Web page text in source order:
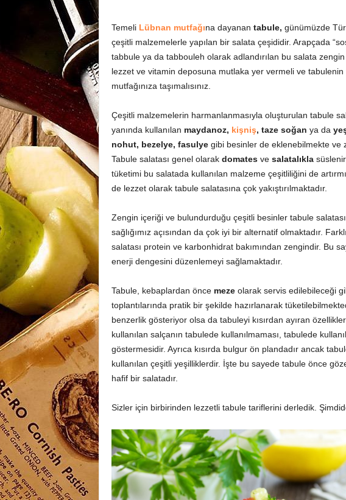
Temeli Lübnan mutfağına dayanan tabule, günümüzde
çeşitli malzemelerle yapılan bir salata çeşididir. Arapçada
tabbule ya da tabbouleh olarak adlandırılan bu salata
lezzet ve vitamin deposuna mutlaka yer vermeli ve tabulenin
mutfağınıza taşımalısınız.
Çeşitli malzemelerin harmanlanmasıyla oluşturulan tabule
yanında kullanılan maydanoz, kişniş, taze soğan ya da
nohut, bezelye, fasulyegibi besinler de eklenebilmekte ve
Tabule salatası genel olarak domatesve salatalıkla
tüketimi bu salatada kullanılan malzeme çeşitliliğini de
de lezzet olarak tabule salatasına çok yakıştırılmaktadır.
Zengin içeriği ve bulundurduğu çeşitli besinler tabule
sağlığımız açısından da çok iyi bir alternatif olmaktadır.
salatası protein ve karbonhidrat bakımından zengindir. Bu
enerji dengesini düzenlemeyi sağlamaktadır.
Tabule, kebaplardan önce mezeolarak servis edilebileceği
toplantılarında pratik bir şekilde hazırlanarak
benzerlik gösteriyor olsa da tabuleyi kısırdan ayıran
kullanılan salçanın tabulede kullanılmaması, tabulede
göstermesidir. Ayrıca kısırda bulgur ön plandadır ancak
kullanılan çeşitli yeşilliklerdir. İşte bu sayede tabule önce
hafif bir salatadır.
Sizler için birbirinden lezzetli tabule tariflerini derledik.